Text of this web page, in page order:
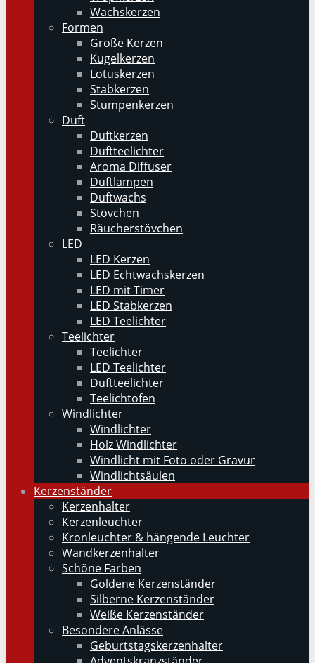
Wachskerzen
Formen
Große Kerzen
Kugelkerzen
Lotuskerzen
Stabkerzen
Stumpenkerzen
Duft
Duftkerzen
Duftteelichter
Aroma Diffuser
Duftlampen
Duftwachs
Stövchen
Räucherstövchen
LED
LED Kerzen
LED Echtwachskerzen
LED mit Timer
LED Stabkerzen
LED Teelichter
Teelichter
Teelichter
LED Teelichter
Duftteelichter
Teelichtofen
Windlichter
Windlichter
Holz Windlichter
Windlicht mit Foto oder Gravur
Windlichtsäulen
Kerzenständer
Kerzenhalter
Kerzenleuchter
Kronleuchter & hängende Leuchter
Wandkerzenhalter
Schöne Farben
Goldene Kerzenständer
Silberne Kerzenständer
Weiße Kerzenständer
Besondere Anlässe
Geburtstagskerzenhalter